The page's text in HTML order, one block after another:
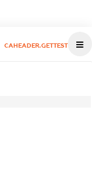
CAHEADER.GETTEST